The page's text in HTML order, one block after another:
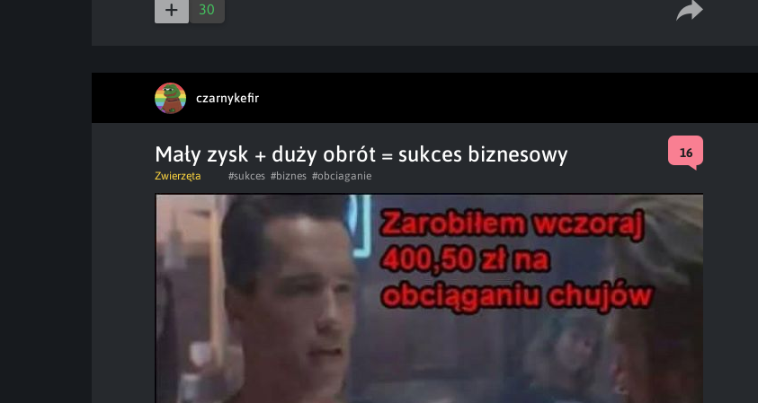
30
czarnykefir
Mały zysk + duży obrót = sukces biznesowy 16
Zwierzęta #sukces #biznes #obciaganie